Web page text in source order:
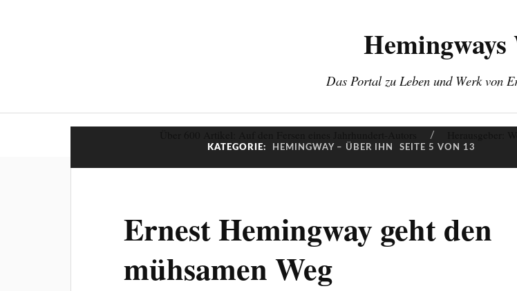
Hemingways
Das Portal zu Leben und Werk von
KATEGORIE: HEMINGWAY – ÜBER IHN SEITE 5 VON 13
Ernest Hemingway geht den
mühsamen Weg